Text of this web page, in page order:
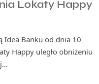
Lokaty Happy
Idea Banku od dnia 10
Happy uległo obniżeniu